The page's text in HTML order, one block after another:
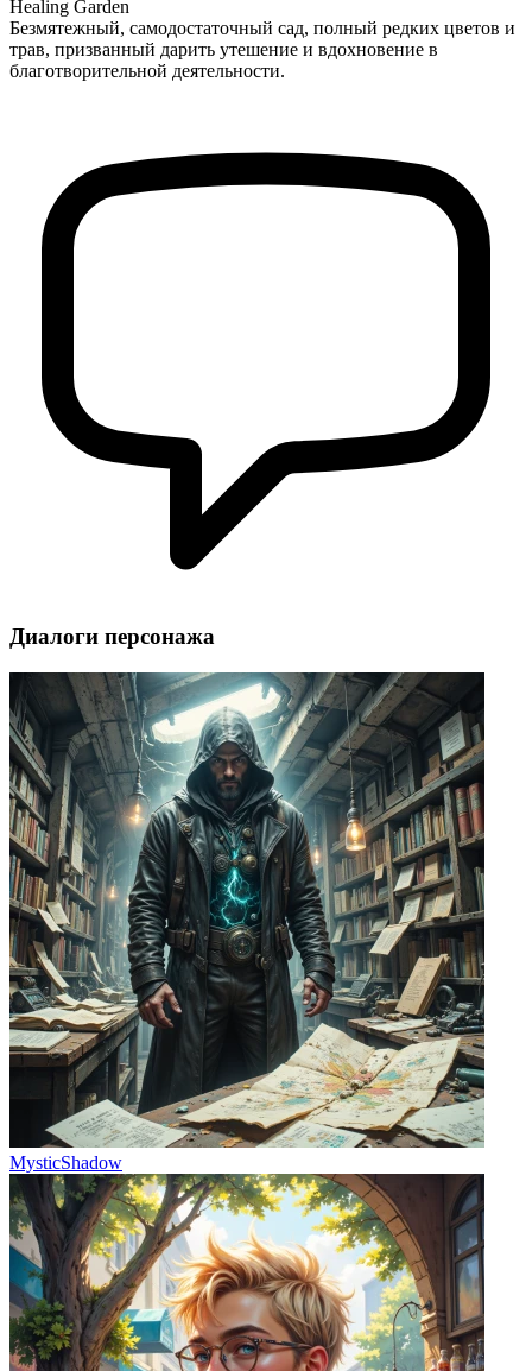
Healing Garden
Безмятежный, самодостаточный сад, полный редких цветов и
трав, призванный дарить утешение и вдохновение в
благотворительной деятельности.
Диалоги персонажа
MysticShadow